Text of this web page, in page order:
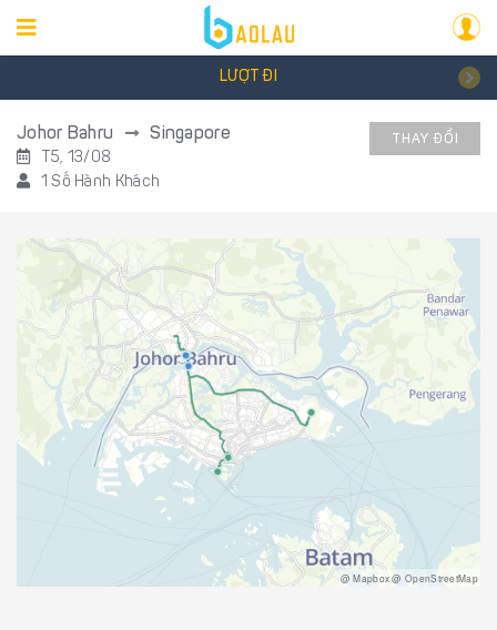
LƯỢT ĐI
Johor Bahru Singapore
T5, 13/08
1 Số Hành Khách
THAY ĐỔI
@ Mapbox @ OpenStreetMap